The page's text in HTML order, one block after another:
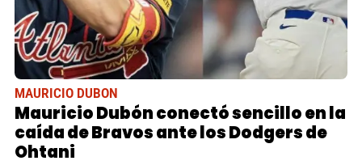
MAURICIO DUBON
Mauricio Dubón conectó sencillo en la
caída de Bravos ante los Dodgers de
Ohtani